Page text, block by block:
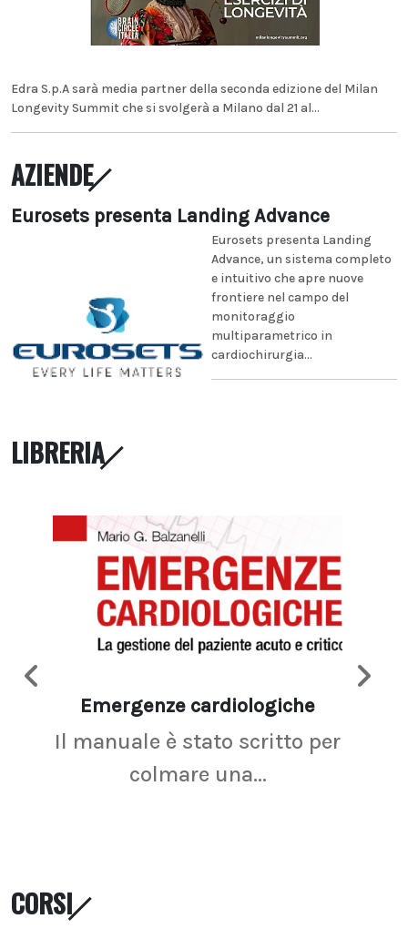
Edra S.p.A sarà media partner della seconda edizione del Milan
Longevity Summit che si svolgerà a Milano dal 21 al...
AZIENDE
Eurosets presenta Landing Advance
Eurosets presenta Landing
Advance, un sistema completo
e intuitivo che apre nuove
frontiere nel campo del
monitoraggio
multiparametrico in
cardiochirurgia...
LIBRERIA
Emergenze cardiologiche
Il manuale è stato scritto per
colmare una...
CORSI